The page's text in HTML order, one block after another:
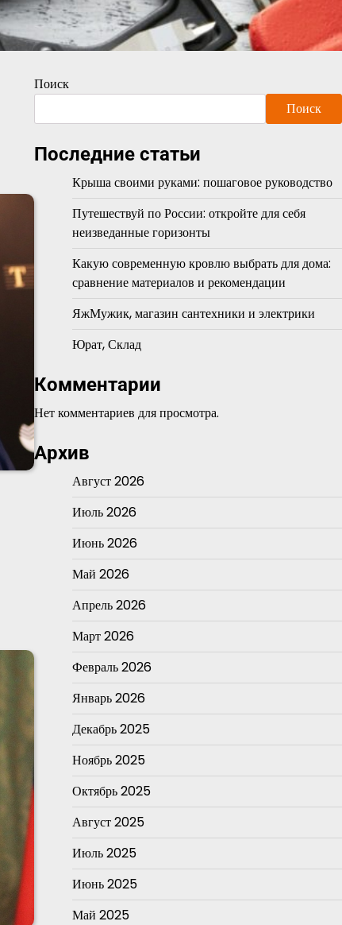
Поиск
Поиск
Последние статьи
Крыша своими руками: пошаговое руководство
Путешествуй по России: откройте для себя
неизведанные горизонты
Какую современную кровлю выбрать для дома:
сравнение материалов и рекомендации
ЯжМужик, магазин сантехники и электрики
Юрат, Склад
Комментарии
Нет комментариев для просмотра.
Архив
Август 2026
Июль 2026
Июнь 2026
Май 2026
Апрель 2026
Март 2026
Февраль 2026
Январь 2026
Декабрь 2025
Ноябрь 2025
Октябрь 2025
Август 2025
Июль 2025
Июнь 2025
Май 2025